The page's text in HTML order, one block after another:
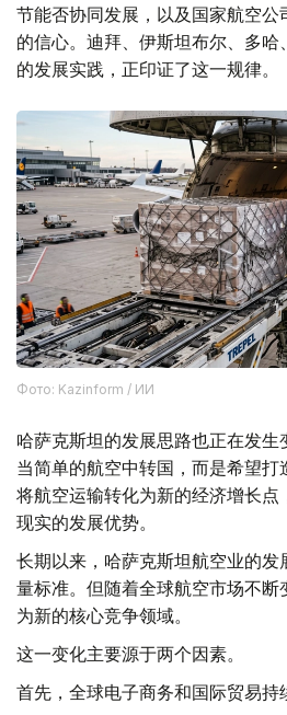
节能否协同发展，以及国家航空公
的信心。迪拜、伊斯坦布尔、多哈
的发展实践，正印证了这一规律。
Фото: Kazinform / ИИ
哈萨克斯坦的发展思路也正在发
当简单的航空中转国，而是希望打
将航空运输转化为新的经济增长点
现实的发展优势。
长期以来，哈萨克斯坦航空业的
量标准。但随着全球航空市场不
为新的核心竞争领域。
这一变化主要源于两个因素。
首先，全球电子商务和国际贸易持